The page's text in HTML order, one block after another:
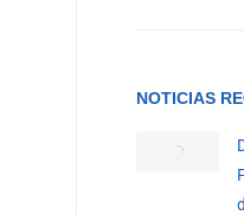
NOTICIAS